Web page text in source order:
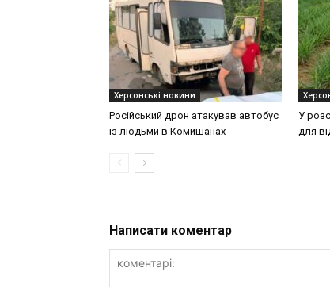
Херсонські новини
Російський дрон атакував автобус
із людьми в Комишанах
У
для
Написати коментар